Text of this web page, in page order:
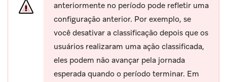
anteriormente no período pode refletir uma
configuração anterior. Por exemplo, se
você desativar a classificação depois que os
usuários realizaram uma ação classificada,
eles podem não avançar pela jornada
esperada quando o período terminar. Em